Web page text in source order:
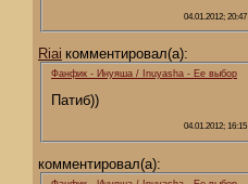
04.01.2012; 20:47
Riai комментировал(а):
Фанфик - Инуяша / Inuyasha - Ее выбор
Патиб))
04.01.2012; 16:15
комментировал(а):